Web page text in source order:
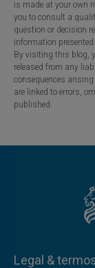
is made at your own
you to consult a
question or decision
information
By visiting this blog,
released from any
consequences
are linked to errors,
published.
Legal &